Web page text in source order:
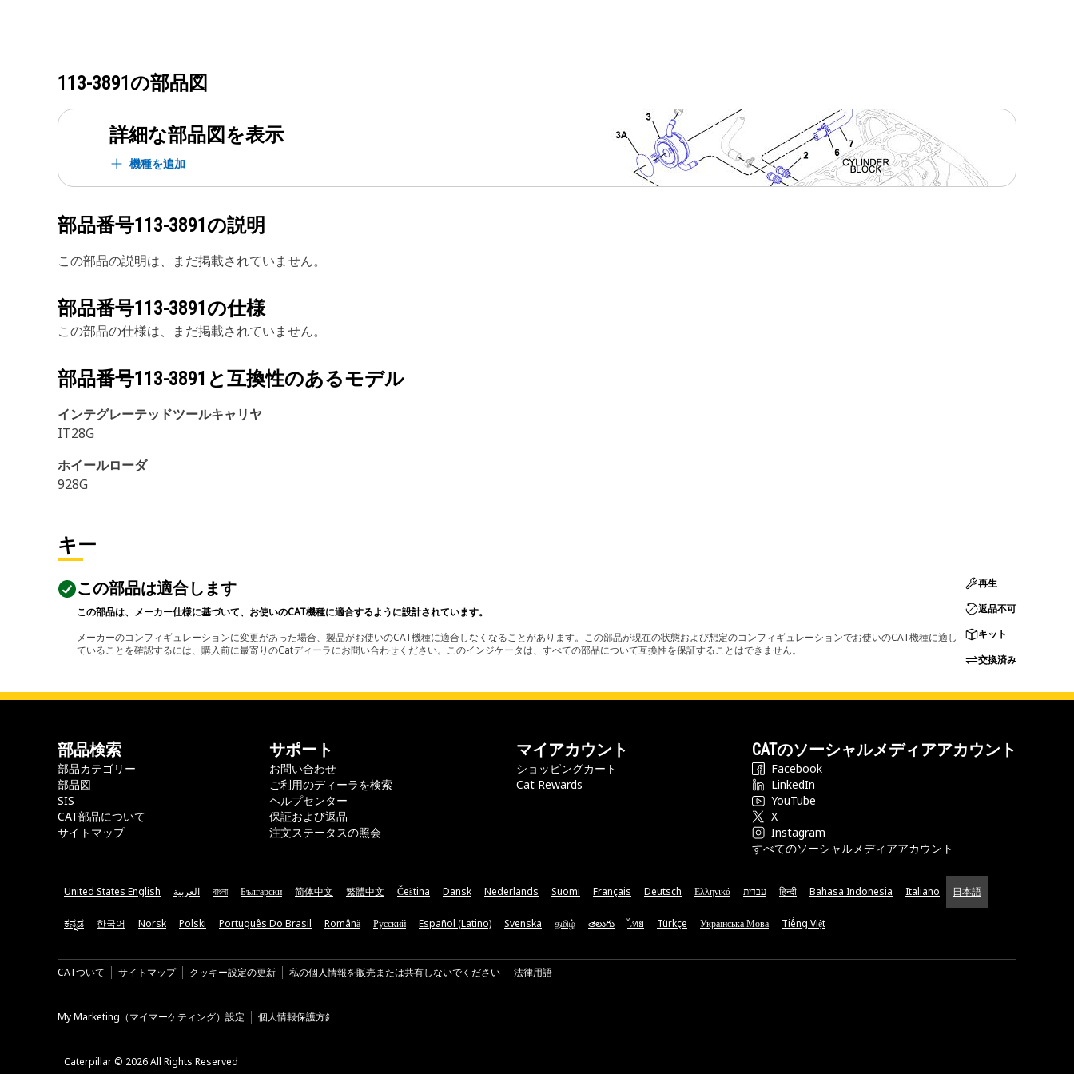
113-3891 の部品図
詳細な部品図を表示
機種を追加
部品番号113-3891 の説明
この部品の説明は、まだ掲載されていません。
部品番号113-3891 の仕様
この部品の仕様は、まだ掲載されていません。
部品番号113-3891 と互換性のあるモデル
インテグレーテッドツールキャリヤ
IT28G
ホイールローダ
928G
キー
この部品は適合します
この部品は、メーカー仕様に基づいて、お使いのCAT機種に適合するように設計されています。
メーカーのコンフィギュレーションに変更があった場合、製品がお使いのCAT機種に適合しなくなることがあります。この部品が現在の状態および想定のコンフィギュレーションでお使いのCAT機種に適し
ていることを確認するには、購入前に最寄りのCatディーラにお問い合わせください。このインジケータは、すべての部品について互換性を保証することはできません。
再生
返品不可
キット
交換済み
部品検索
部品カテゴリー
部品図
SIS
CAT部品について
サイトマップ
サポート
お問い合わせ
ご利用のディーラを検索
ヘルプセンター
保証および返品
注文ステータスの照会
マイアカウント
ショッピングカート
Cat Rewards
CATのソーシャルメディアアカウント
Facebook
LinkedIn
YouTube
X
Instagram
すべてのソーシャルメディアアカウント
United States English العربية বাংলা Български 简体中文 繁體中文 Čeština Dansk Nederlands Suomi Français Deutsch Ελληνικά עברית हिन्दी Bahasa Indonesia Italiano 日本語
ಕನ್ನಡ 한국어 Norsk Polski Português Do Brasil Română Русский Español (Latino) Svenska தமிழ் తెలుగు ไทย Türkçe Українська Мова Tiếng Việt
CATついて サイトマップ クッキー設定の更新 私の個人情報を販売または共有しないでください 法律用語
My Marketing（マイマーケティング）設定 個人情報保護方針
Caterpillar © 2026 All Rights Reserved